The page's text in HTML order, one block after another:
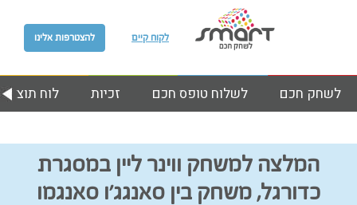
להצטרפות אלינו לקוח קיים
לוח זכיות לשלוח טופס חכם לשחק חכם
המלצה למשחק ווינר ליין במסגרת
כדורגל, משחק בין סאנגג’ו סאנגמו